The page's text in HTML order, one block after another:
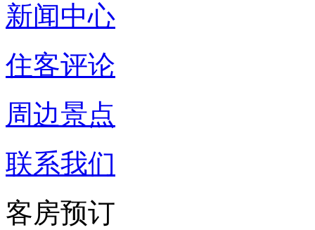
新闻中心
住客评论
周边景点
联系我们
客房预订